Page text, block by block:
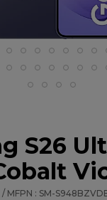
S26
: SM-